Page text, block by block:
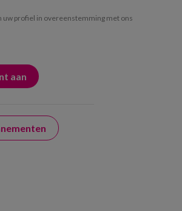
uw profiel in overeenstemming met ons